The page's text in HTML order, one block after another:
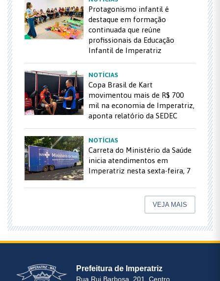
Protagonismo infantil é
destaque em formação
continuada que reúne
profissionais da Educação
Infantil de Imperatriz
NOTÍCIAS
Copa Brasil de Kart
movimentou mais de R$ 700
mil na economia de Imperatriz,
aponta relatório da SEDEC
NOTÍCIAS
Carreta do Ministério da Saúde
inicia atendimentos em
Imperatriz nesta sexta-feira, 7
VEJA MAIS
Prefeitura de Imperatriz
Rua Rui Barbosa, 201, Centro